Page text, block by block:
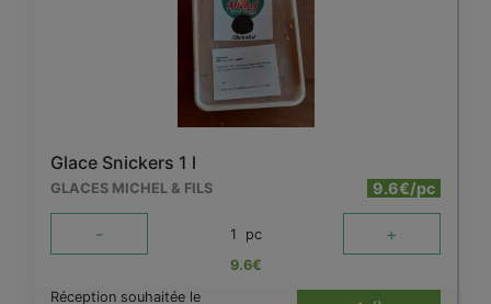
Glace Snickers 1 l
GLACES MICHEL & FILS 9.6€/pc
- 1 pc +
9.6€
Réception souhaitée le